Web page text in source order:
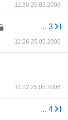
11:30 25.05.2006
... 3
11:26 25.05.2006
11:22 25.05.2006
... 4